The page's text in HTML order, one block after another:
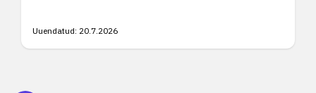
Uuendatud: 20.7.2026